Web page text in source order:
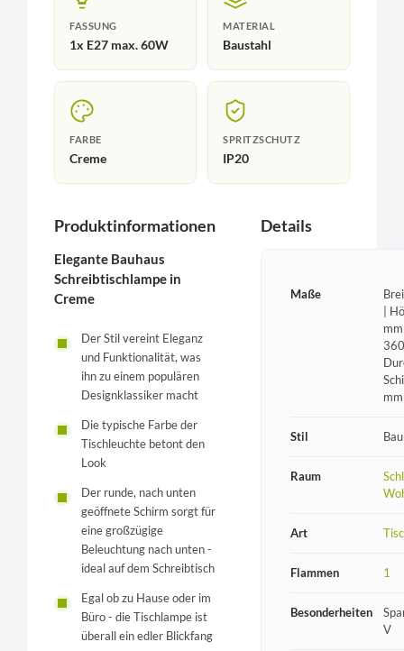
FASSUNG
1x E27 max. 60W
MATERIAL
Baustahl
FARBE
Creme
SPRITZSCHUTZ
IP20
Produktinformationen
Elegante Bauhaus
Schreibtischlampe in
Creme
Der Stil vereint Eleganz
und Funktionalität, was
ihn zu einem populären
Designklassiker macht
Die typische Farbe der
Tischleuchte betont den
Look
Der runde, nach unten
geöffnete Schirm sorgt für
eine großzügige
Beleuchtung nach unten -
ideal auf dem Schreibtisch
Egal ob zu Hause oder im
Büro - die Tischlampe ist
überall ein edler Blickfang
Details
Maße
|
mm
Stil
Raum
Art
Flammen 1
Besonderheiten
V